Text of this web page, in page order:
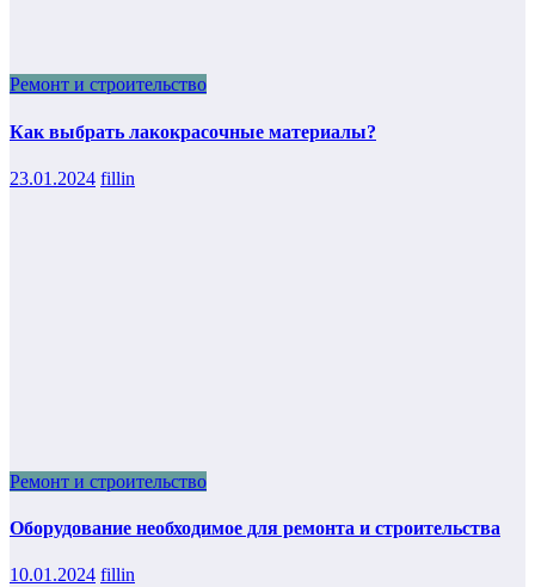
Ремонт и строительство
Как выбрать лакокрасочные материалы?
23.01.2024 fillin
Ремонт и строительство
Оборудование необходимое для ремонта и строительства
10.01.2024 fillin